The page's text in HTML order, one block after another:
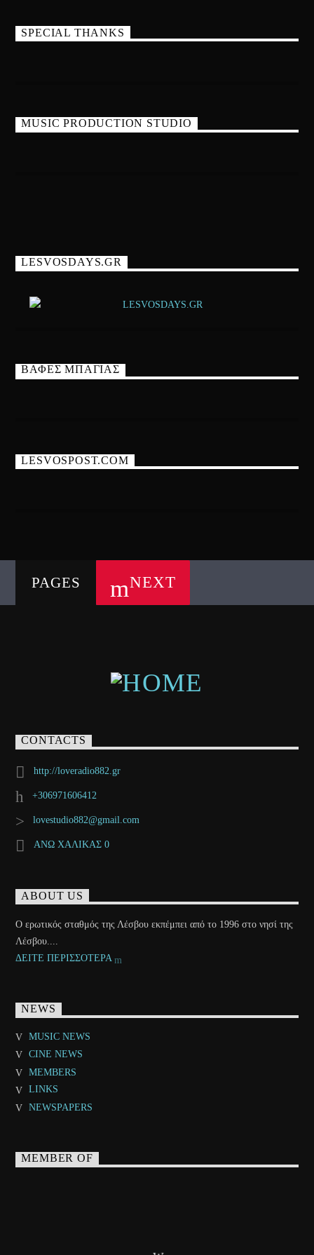
SPECIAL THANKS
MUSIC PRODUCTION STUDIO
LESVOSDAYS.GR
ΒΑΦΕΣ ΜΠΑΓΙΑΣ
LESVOSPOST.COM
PAGES NEXT
CONTACTS
http://loveradio882.gr
+306971606412
lovestudio882@gmail.com
ΑΝΩ ΧΑΛΙΚΑΣ 0
ABOUT US
Ο ερωτικός σταθμός της Λέσβου εκπέμπει από το 1996 στο νησί της
Λέσβου....
ΔΕΙΤΕ ΠΕΡΙΣΣΟΤΕΡΑ
NEWS
MUSIC NEWS
CINE NEWS
MEMBERS
LINKS
NEWSPAPERS
MEMBER OF